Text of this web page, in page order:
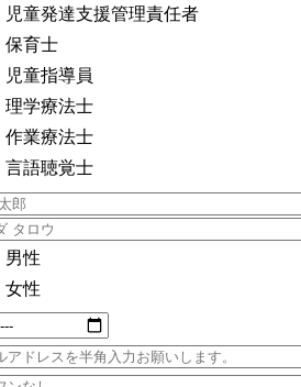
児童発達支援管理責任者
保育士
児童指導員
理学療法士
作業療法士
言語聴覚士
男性
女性